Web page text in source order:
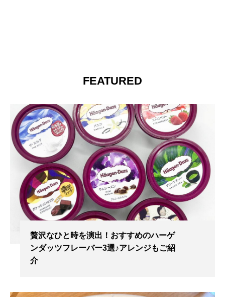
FEATURED
贅沢なひと時を演出！おすすめのハーゲ
ンダッツフレーバー3選♪アレンジもご紹
介